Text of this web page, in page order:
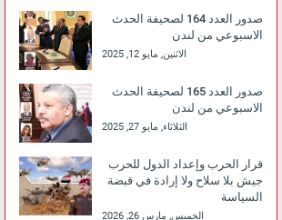
صدور العدد 164 لصحيفة الحدث
الاسبوعي من لندن
الاثنين, مايو 12, 2025
صدور العدد 165 لصحيفة الحدث
الاسبوعي من لندن
الثلاثاء, مايو 27, 2025
قرار الحرب وإعداد الدول للحرب
جيش بلا سلاح ولا إرادة في قبضة
السياسة
الخميس, مارس 26, 2026